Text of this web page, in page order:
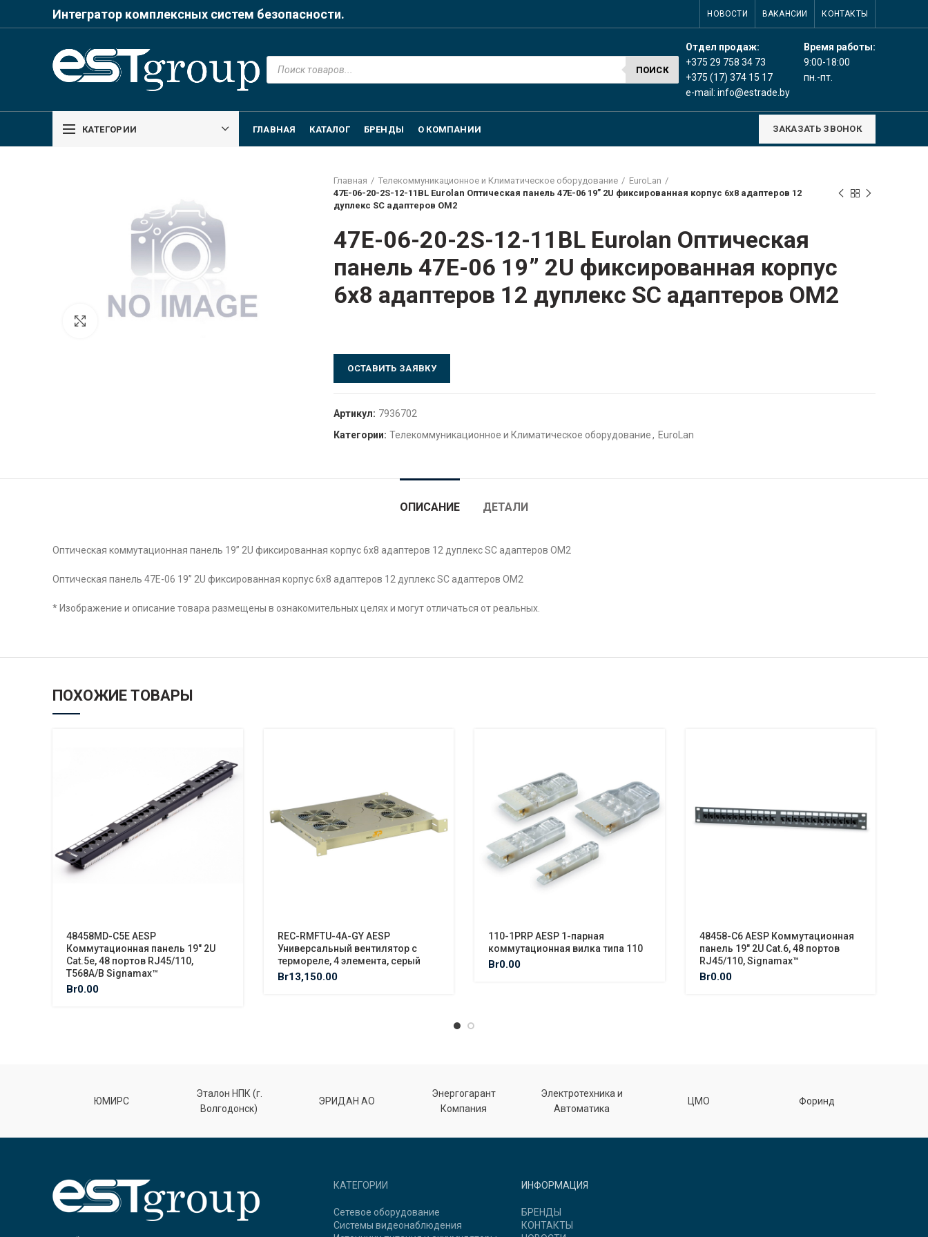
Интегратор комплексных систем безопасности. НОВОСТИ ВАКАНСИИ КОНТАКТЫ
Поиск
товаров
ПОИСК
Отдел продаж:
+375 29 758 34 73
+375 (17) 374 15 17
e-mail: info@estrade.by
Время работы:
9:00-18:00
пн.-пт.
КАТЕГОРИИ ГЛАВНАЯ КАТАЛОГ БРЕНДЫ О КОМПАНИИ ЗАКАЗАТЬ ЗВОНОК
Click to enlarge
Главная Телекоммуникационное и Климатическое оборудование
EuroLan
47E-06-20-2S-12-11BL Eurolan Оптическая панель 47E-06 19” 2U фиксированная корпус 6х8 адаптеров 12
дуплекс SC адаптеров OM2
47E-06-20-2S-12-11BL Eurolan Оптическая
панель 47E-06 19” 2U фиксированная корпус
6х8 адаптеров 12 дуплекс SC адаптеров OM2
ОСТАВИТЬ ЗАЯВКУ
Артикул: 7936702
Категории: Телекоммуникационное и Климатическое оборудование , EuroLan
ОПИСАНИЕ ДЕТАЛИ
Оптическая коммутационная панель 19” 2U фиксированная корпус 6х8 адаптеров 12 дуплекс SC адаптеров OM2
Оптическая панель 47E-06 19” 2U фиксированная корпус 6х8 адаптеров 12 дуплекс SC адаптеров OM2
* Изображение и описание товара размещены в ознакомительных целях и могут отличаться от реальных.
ПОХОЖИЕ ТОВАРЫ
48458MD-C5E AESP
Коммутационная панель 19″ 2U
Cat.5e, 48 портов RJ45/110,
T568A/B Signamax™
Br0.00
REC-RMFTU-4A-GY AESP
Универсальный вентилятор с
термореле, 4 элемента, серый
Br13,150.00
110-1PRP AESP 1-парная
коммутационная вилка типа 110
Br0.00
48458-C6 AESP Коммутационная
панель 19″ 2U Cat.6, 48 портов
RJ45/110, Signamax™
Br0.00
ЮМИРС
Эталон НПК (г.
Волгодонск)
ЭРИДАН АО
Энергогарант
Компания
Электротехника и
Автоматика
ЦМО Форинд
КАТЕГОРИИ
Сетевое оборудование
Системы видеонаблюдения
ИНФОРМАЦИЯ
БРЕНДЫ
КОНТАКТЫ